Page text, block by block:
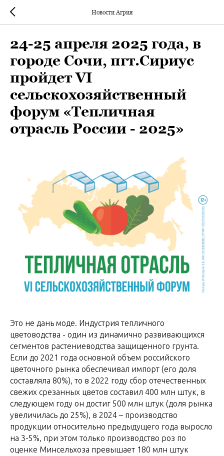
Новости Агрия
24-25 апреля 2025 года, в
городе Сочи, пгт.Сириус
пройдет VI
сельскохозяйственный
форум «Тепличная
отрасль России - 2025»
Это не дань моде. Индустрия тепличного
цветоводства - один из динамично развивающихся
сегментов растениеводства защищенного грунта.
Если до 2021 года основной объем российского
цветочного рынка обеспечивал импорт (его доля
составляла 80%), то в 2022 году сбор отечественных
свежих срезанных цветов составил 400 млн штук, в
следующем году он достиг 500 млн штук (доля рынка
увеличилась до 25%), в 2024 – производство
продукции относительно предыдущего года выросло
на 3-5%, при этом только производство роз по
оценке Минсельхоза превышает 180 млн штук